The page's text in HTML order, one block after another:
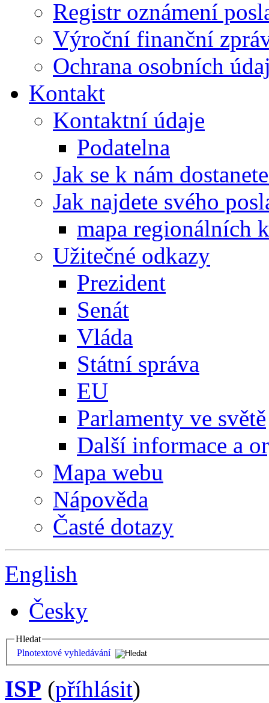
Registr oznámení
Výroční finanční
Ochrana osobních
Kontakt
Kontaktní údaje
Podatelna
Jak se k nám
Jak najdete svého
mapa regionálních
Užitečné odkazy
Prezident
Senát
Vláda
Státní správa
EU
Parlamenty ve světě
Další informace a
Mapa webu
Nápověda
Časté dotazy
English
Česky
Hledat
Plnotextové vyhledávání
ISP (příhlásit)